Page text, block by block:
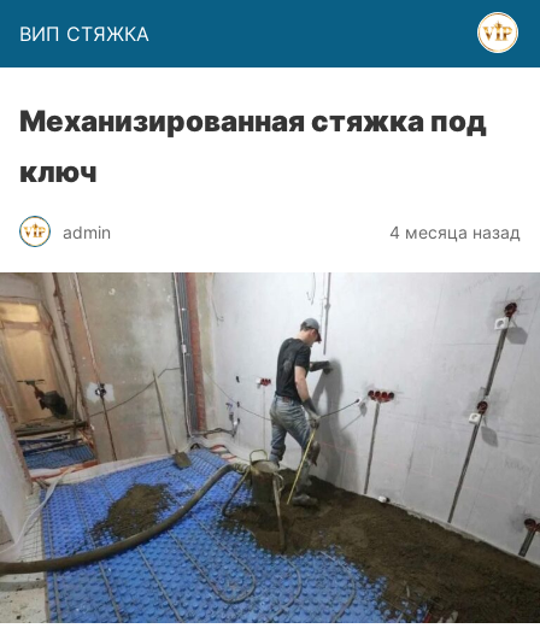
ВИП СТЯЖКА
Механизированная стяжка под
ключ
admin 4 месяца назад